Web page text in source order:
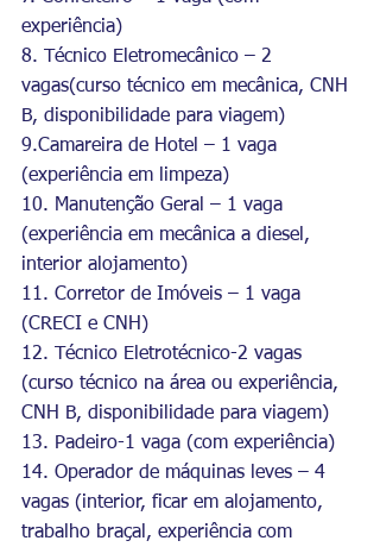
experiência)
8. Técnico Eletromecânico – 2
vagas(curso técnico em mecânica, CNH
B, disponibilidade para viagem)
9.Camareira de Hotel – 1 vaga
(experiência em limpeza)
10. Manutenção Geral – 1 vaga
(experiência em mecânica a diesel,
interior alojamento)
11. Corretor de Imóveis – 1 vaga
(CRECI e CNH)
12. Técnico Eletrotécnico-2 vagas
(curso técnico na área ou experiência,
CNH B, disponibilidade para viagem)
13. Padeiro-1 vaga (com experiência)
14. Operador de máquinas leves – 4
vagas (interior, ficar em alojamento,
trabalho braçal, experiência com